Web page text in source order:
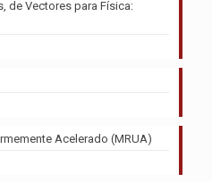
de Vectores para Física:
Acelerado (MRUA)